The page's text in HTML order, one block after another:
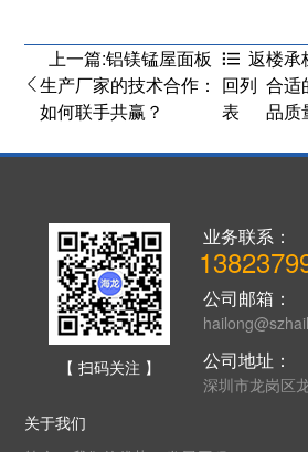
上一篇:铝镁锰屋面板
生产厂家的技术合作：
如何联手共赢？
返
回列
表
楼承
合适
品质
【 扫码关注 】
业务联系：
公司邮箱：
公司地址：
深圳市龙岗区
关于我们